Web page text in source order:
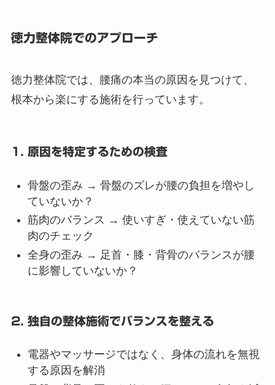
徳力整体院でのアプローチ
徳力整体院では、腰痛の本当の原因を見つけて、
根本から楽にする施術を行っています。
1. 原因を特定するための検査
骨盤の歪み → 骨盤のズレが腰の負担を増やし
ていないか？
筋肉のバランス → 使いすぎ・使えていない筋
肉のチェック
全身の歪み → 足首・膝・背骨のバランスが腰
に影響していないか？
2. 独自の整体施術でバランスを整える
電器やマッサージではなく、身体の流れを無視
する原因を解消